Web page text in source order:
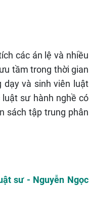
các án lệ và nhiều
tầm trong thời gian
dạy và sinh viên luật
sư hành nghề có
sách tập trung phân
sư - Nguyễn Ngọc